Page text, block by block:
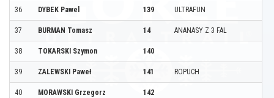
36 DYBEK Pawel 139 ULTRAFUN
37 BURMAN Tomasz 14 ANANASY Z 3 FAL
38 TOKARSKI Szymon 140
39 ZALEWSKI Paweł 141 ROPUCH
40 MORAWSKI Grzegorz 142